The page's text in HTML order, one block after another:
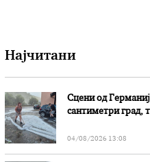
Најчитани
Сцени од
сантиметри град,
04/08/2026 13:08